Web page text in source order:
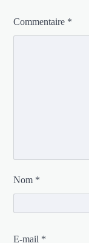
Commentaire *
Nom *
E-mail *